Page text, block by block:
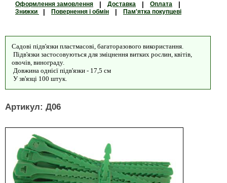
Оформлення замовлення Доставка Оплата
Знижки Повернення і обмін Пам'ятка покупцеві
Садові підв'язки пластмасові, багаторазового використання.
Підв'язки застосовуються для зміцнення витких рослин, квітів,
овочів, винограду.
Довжина однієї підв'язки - 17,5 см
У зв'язці 100 штук.
Артикул: Д06